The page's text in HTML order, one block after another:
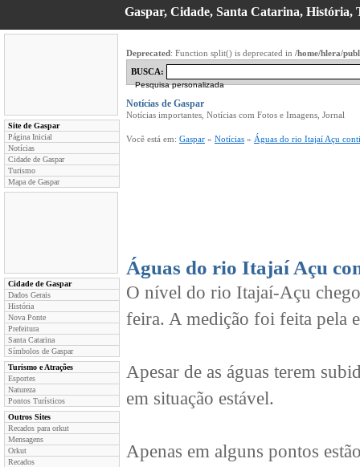
Gaspar, Cidade, Santa Catarina, História,
Site de Gaspar
Página Inicial
Notícias
Cidade de Gaspar
Turismo
Mapa de Gaspar
Cidade de Gaspar
Dados Gerais
História
Nova Ponte
Prefeitura
Santa Catarina
Símbolos de Gaspar
Turismo e Atrações
Esportes
Natureza
Pontos Turísticos
Outros Sites
Recados para orkut
Mensagens
Orkut
Recados
Deprecated: Function split() is deprecated in /home/hlera/
BUSCA:
Pesquisa personalizada
Notícias de Gaspar
Notícias importantes, Notícias com Fotos e Imagens, Jornal
Você está em: Gaspar » Notícias » Águas do rio Itajaí Açu
Águas do rio Itajaí Açu
O nível do rio Itajaí-Açu
feira. A medição foi feita pela
Apesar de as águas terem
em situação estável.
Apenas em alguns pontos